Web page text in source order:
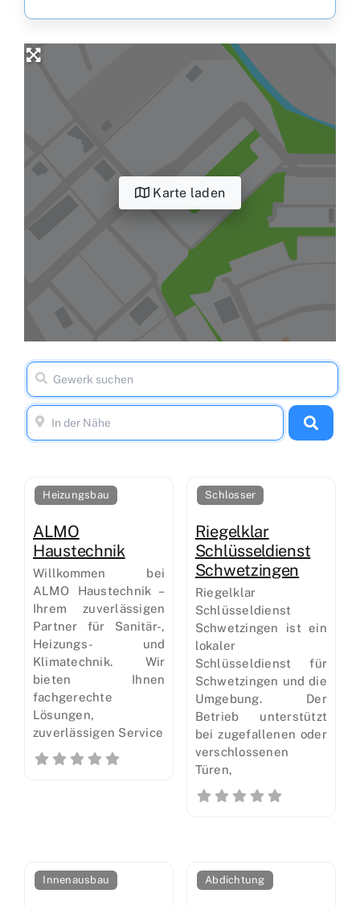
Karte laden
Heizungsbau
ALMO
Haustechnik
Willkommen bei
ALMO Haustechnik –
Ihrem zuverlässigen
Partner für Sanitär-,
Heizungs- und
Klimatechnik. Wir
bieten Ihnen
fachgerechte
Lösungen,
zuverlässigen Service
Schlosser
Riegelklar
Schlüsseldienst
Schwetzingen
Riegelklar
Schlüsseldienst
Schwetzingen ist ein
lokaler
Schlüsseldienst für
Schwetzingen und die
Umgebung. Der
Betrieb unterstützt
bei zugefallenen oder
verschlossenen
Türen,
Innenausbau Abdichtung